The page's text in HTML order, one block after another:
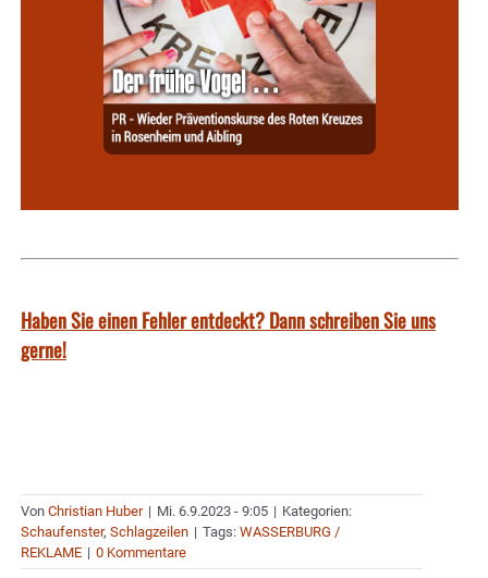
Haben Sie einen Fehler entdeckt? Dann schreiben Sie uns
gerne!
Von Christian Huber | Mi. 6.9.2023 - 9:05 | Kategorien:
Schaufenster, Schlagzeilen | Tags: WASSERBURG /
REKLAME | 0 Kommentare